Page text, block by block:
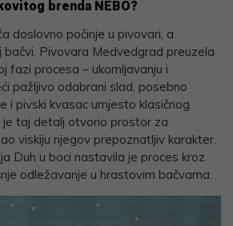
brenda NEBO?
doslovno počinje u pivovari, a
Pivovara Medvedgrad preuzela
fazi procesa – ukomljavanju i
pažljivo odabrani slad, posebno
i pivski kvasac umjesto klasičnog
je taj detalj otvorio prostor za
viskiju njegov prepoznatljiv karakter.
Duh u boci nastavila je proces kroz
odležavanje u hrastovim bačvama.